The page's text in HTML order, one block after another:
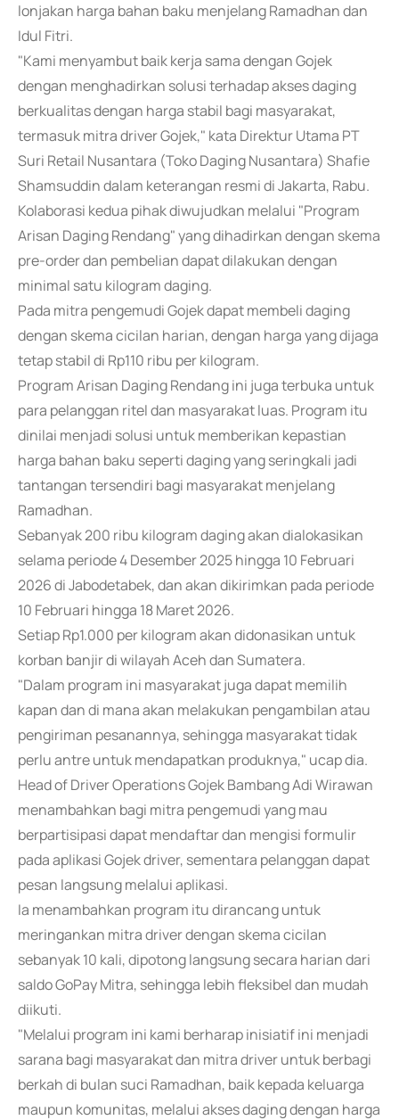
lonjakan harga bahan baku menjelang Ramadhan dan
Idul Fitri.
"Kami menyambut baik kerja sama dengan Gojek
dengan menghadirkan solusi terhadap akses daging
berkualitas dengan harga stabil bagi masyarakat,
termasuk mitra driver Gojek," kata Direktur Utama PT
Suri Retail Nusantara (Toko Daging Nusantara) Shafie
Shamsuddin dalam keterangan resmi di Jakarta, Rabu.
Kolaborasi kedua pihak diwujudkan melalui "Program
Arisan Daging Rendang" yang dihadirkan dengan skema
pre-order dan pembelian dapat dilakukan dengan
minimal satu kilogram daging.
Pada mitra pengemudi Gojek dapat membeli daging
dengan skema cicilan harian, dengan harga yang dijaga
tetap stabil di Rp110 ribu per kilogram.
Program Arisan Daging Rendang ini juga terbuka untuk
para pelanggan ritel dan masyarakat luas. Program itu
dinilai menjadi solusi untuk memberikan kepastian
harga bahan baku seperti daging yang seringkali jadi
tantangan tersendiri bagi masyarakat menjelang
Ramadhan.
Sebanyak 200 ribu kilogram daging akan dialokasikan
selama periode 4 Desember 2025 hingga 10 Februari
2026 di Jabodetabek, dan akan dikirimkan pada periode
10 Februari hingga 18 Maret 2026.
Setiap Rp1.000 per kilogram akan didonasikan untuk
korban banjir di wilayah Aceh dan Sumatera.
"Dalam program ini masyarakat juga dapat memilih
kapan dan di mana akan melakukan pengambilan atau
pengiriman pesanannya, sehingga masyarakat tidak
perlu antre untuk mendapatkan produknya," ucap dia.
Head of Driver Operations Gojek Bambang Adi Wirawan
menambahkan bagi mitra pengemudi yang mau
berpartisipasi dapat mendaftar dan mengisi formulir
pada aplikasi Gojek driver, sementara pelanggan dapat
pesan langsung melalui aplikasi.
Ia menambahkan program itu dirancang untuk
meringankan mitra driver dengan skema cicilan
sebanyak 10 kali, dipotong langsung secara harian dari
saldo GoPay Mitra, sehingga lebih fleksibel dan mudah
diikuti.
"Melalui program ini kami berharap inisiatif ini menjadi
sarana bagi masyarakat dan mitra driver untuk berbagi
berkah di bulan suci Ramadhan, baik kepada keluarga
maupun komunitas, melalui akses daging dengan harga